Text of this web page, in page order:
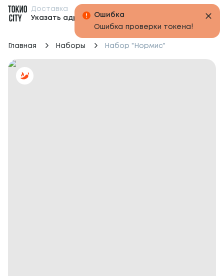
Доставка
Указать адрес
Главная Наборы Набор "Нормис"